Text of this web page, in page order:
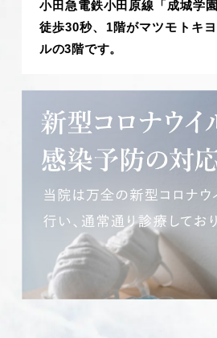
小田急電鉄小田原線「成城学
徒歩30秒、1階がマツモトキ
ルの3階です。